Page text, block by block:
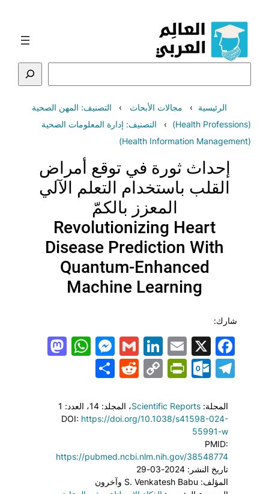
المحتوى
الرئيسية مجالات الأبحاث
التصنيف: المهن الصحية
(Health Professions)
التصنيف: إدارة المعلومات الصحية
(Health Information Management)
إحداث ثورة في توقع أمراض
القلب باستخدام التعلم الآلي
المعزز بالكمّ
Revolutionizing Heart
Disease Prediction With
Quantum-Enhanced
Machine Learning
شارك:
Facebook
X
Email
LinkedIn
Gmail
Telegram
Outlook.com
PrintFriendly
Copy
Reddit
Share
المجلة: Scientific Reports، المجلد: 14
، العدد: 1
DOI: https://doi.org/10.1038/s41598-024-
55991-w
PMID:
https://pubmed.ncbi.nlm.nih.gov/38548774
تاريخ النشر: 2024-03-29
المؤلف: S. Venkatesh Babu وآخرون